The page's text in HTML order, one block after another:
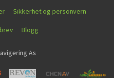
Sikkerhet og personvern
Blogg
As